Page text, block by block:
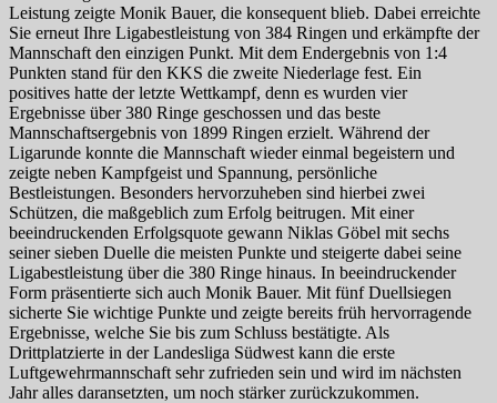
Leistung zeigte Monik Bauer, die konsequent blieb. Dabei erreichte
Sie erneut Ihre Ligabestleistung von 384 Ringen und erkämpfte der
Mannschaft den einzigen Punkt. Mit dem Endergebnis von 1:4
Punkten stand für den KKS die zweite Niederlage fest. Ein
positives hatte der letzte Wettkampf, denn es wurden vier
Ergebnisse über 380 Ringe geschossen und das beste
Mannschaftsergebnis von 1899 Ringen erzielt. Während der
Ligarunde konnte die Mannschaft wieder einmal begeistern und
zeigte neben Kampfgeist und Spannung, persönliche
Bestleistungen. Besonders hervorzuheben sind hierbei zwei
Schützen, die maßgeblich zum Erfolg beitrugen. Mit einer
beeindruckenden Erfolgsquote gewann Niklas Göbel mit sechs
seiner sieben Duelle die meisten Punkte und steigerte dabei seine
Ligabestleistung über die 380 Ringe hinaus. In beeindruckender
Form präsentierte sich auch Monik Bauer. Mit fünf Duellsiegen
sicherte Sie wichtige Punkte und zeigte bereits früh hervorragende
Ergebnisse, welche Sie bis zum Schluss bestätigte. Als
Drittplatzierte in der Landesliga Südwest kann die erste
Luftgewehrmannschaft sehr zufrieden sein und wird im nächsten
Jahr alles daransetzten, um noch stärker zurückzukommen.